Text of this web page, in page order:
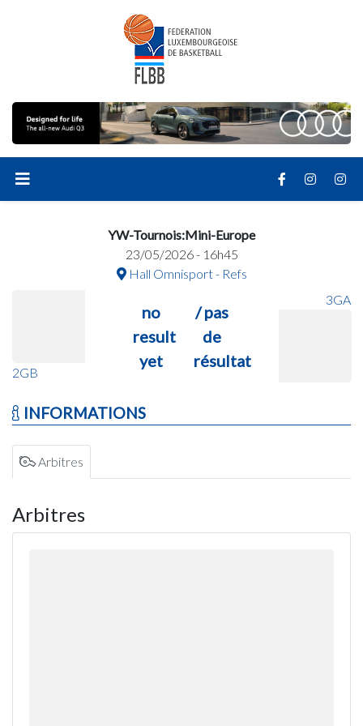
YW-Tournois:Mini-Europe
23/05/2026 - 16h45
Hall Omnisport - Refs
2GB
no
result
yet
/ pas
de
résultat
3GA
INFORMATIONS
Arbitres
Arbitres